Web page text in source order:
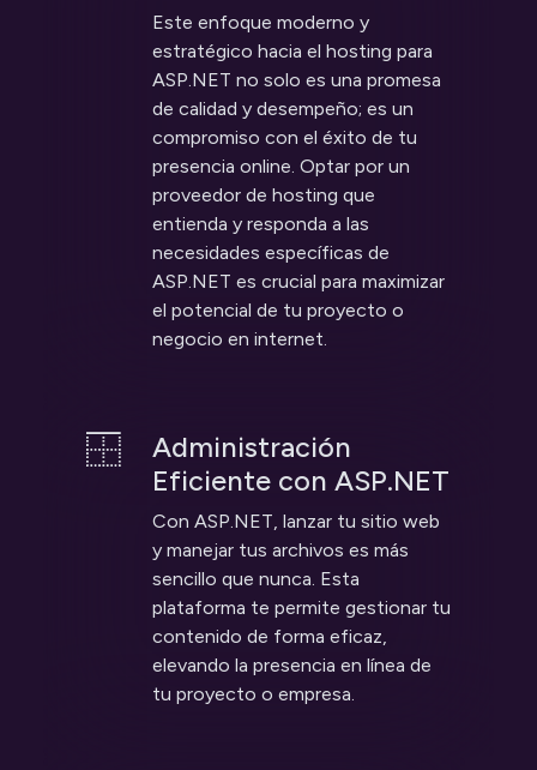
Este enfoque moderno y
estratégico hacia el hosting para
ASP.NET no solo es una promesa
de calidad y desempeño; es un
compromiso con el éxito de tu
presencia online. Optar por un
proveedor de hosting que
entienda y responda a las
necesidades específicas de
ASP.NET es crucial para maximizar
el potencial de tu proyecto o
negocio en internet.
Administración
Eficiente con ASP.NET
Con ASP.NET, lanzar tu sitio web
y manejar tus archivos es más
sencillo que nunca. Esta
plataforma te permite gestionar tu
contenido de forma eficaz,
elevando la presencia en línea de
tu proyecto o empresa.